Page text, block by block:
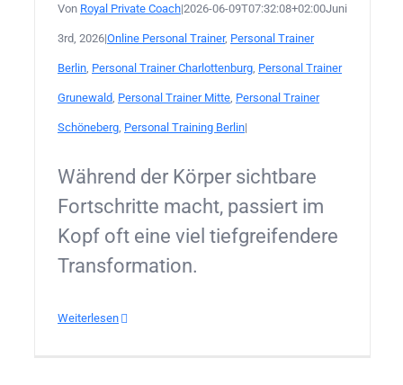
Von Royal Private Coach|2026-06-09T07:32:08+02:00Juni
3rd, 2026|Online Personal Trainer, Personal Trainer
Berlin, Personal Trainer Charlottenburg, Personal Trainer
Grunewald, Personal Trainer Mitte, Personal Trainer
Schöneberg, Personal Training Berlin|
Während der Körper sichtbare
Fortschritte macht, passiert im
Kopf oft eine viel tiefgreifendere
Transformation.
Weiterlesen